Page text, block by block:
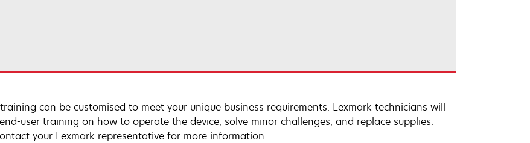
can be customised to meet your unique business requirements. Lexmark technicians will
user training on how to operate the device, solve minor challenges, and replace supplies.
your Lexmark representative for more information.